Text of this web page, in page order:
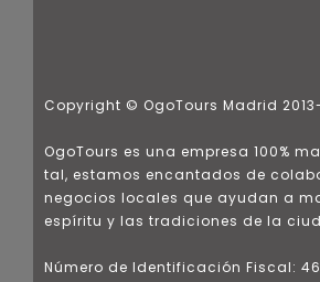
Copyright © OgoTours Madrid
OgoTours es una empresa 100%
tal, estamos encantados de
negocios locales que ayudan a
espíritu y las tradiciones de la
Número de Identificación Fiscal: